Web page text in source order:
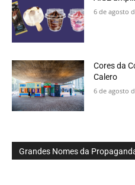
6 de agosto
Cores da
Calero
6 de agosto
Grandes Nomes da